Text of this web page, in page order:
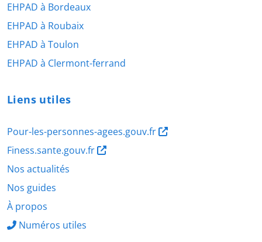
EHPAD à Bordeaux
EHPAD à Roubaix
EHPAD à Toulon
EHPAD à Clermont-ferrand
Liens utiles
Pour-les-personnes-agees.gouv.fr
Finess.sante.gouv.fr
Nos actualités
Nos guides
À propos
Numéros utiles